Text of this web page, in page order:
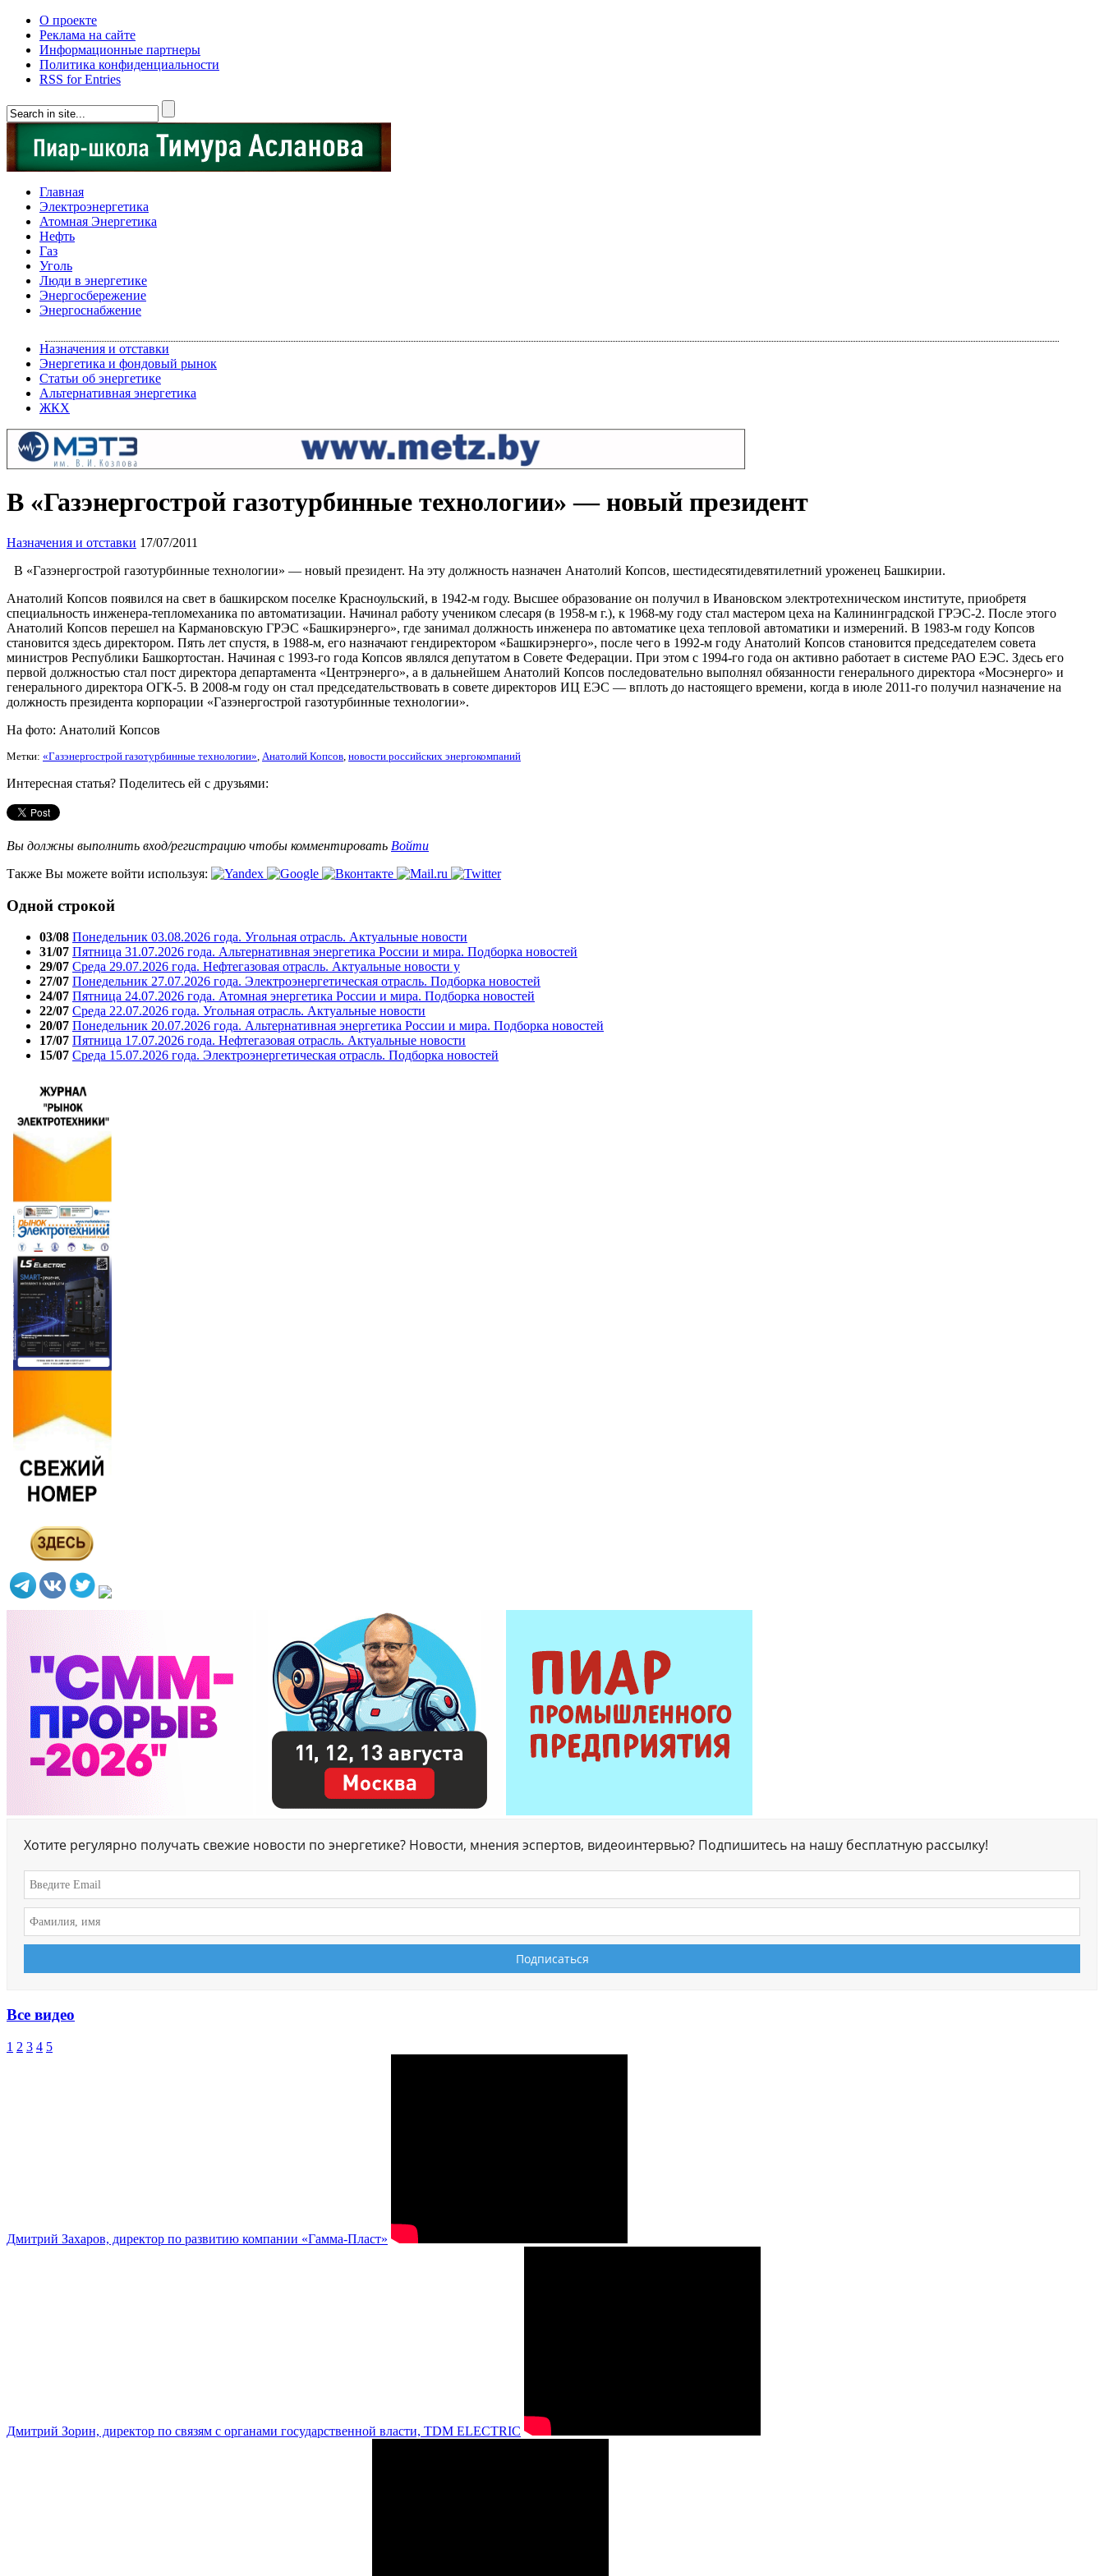
О проекте
Реклама на сайте
Информационные партнеры
Политика конфиденциальности
RSS for Entries
Главная
Электроэнергетика
Атомная Энергетика
Нефть
Газ
Уголь
Люди в энергетике
Энергосбережение
Энергоснабжение
Назначения и отставки
Энергетика и фондовый рынок
Статьи об энергетике
Альтернативная энергетика
ЖКХ
В «Газэнергострой газотурбинные технологии» — новый президент
Назначения и отставки 17/07/2011
В «Газэнергострой газотурбинные технологии» — новый президент. На эту должность назначен Анатолий Копсов, шестидесятидевятилетний уроженец Башкирии.
Анатолий Копсов появился на свет в башкирском поселке Красноульский, в 1942-м году. Высшее образование он получил в Ивановском электротехническом институте, приобретя
специальность инженера-тепломеханика по автоматизации. Начинал работу учеником слесаря (в 1958-м г.), к 1968-му году стал мастером цеха на Калининградской ГРЭС-2. После этого
Анатолий Копсов перешел на Кармановскую ГРЭС «Башкирэнерго», где занимал должность инженера по автоматике цеха тепловой автоматики и измерений. В 1983-м году Копсов
становится здесь директором. Пять лет спустя, в 1988-м, его назначают гендиректором «Башкирэнерго», после чего в 1992-м году Анатолий Копсов становится председателем совета
министров Республики Башкортостан. Начиная с 1993-го года Копсов являлся депутатом в Совете Федерации. При этом с 1994-го года он активно работает в системе РАО ЕЭС. Здесь его
первой должностью стал пост директора департамента «Центрэнерго», а в дальнейшем Анатолий Копсов последовательно выполнял обязанности генерального директора «Мосэнерго» и
генерального директора ОГК-5. В 2008-м году он стал председательствовать в совете директоров ИЦ ЕЭС — вплоть до настоящего времени, когда в июле 2011-го получил назначение на
должность президента корпорации «Газэнергострой газотурбинные технологии».
На фото: Анатолий Копсов
Метки: «Газэнергострой газотурбинные технологии», Анатолий Копсов, новости российских энергокомпаний
Интересная статья? Поделитесь ей с друзьями:
Вы должны выполнить вход/регистрацию чтобы комментировать Войти
Также Вы можете войти используя:
Одной строкой
03/08 Понедельник 03.08.2026 года. Угольная отрасль. Актуальные новости
31/07 Пятница 31.07.2026 года. Альтернативная энергетика России и мира. Подборка новостей
29/07 Среда 29.07.2026 года. Нефтегазовая отрасль. Актуальные новости у
27/07 Понедельник 27.07.2026 года. Электроэнергетическая отрасль. Подборка новостей
24/07 Пятница 24.07.2026 года. Атомная энергетика России и мира. Подборка новостей
22/07 Среда 22.07.2026 года. Угольная отрасль. Актуальные новости
20/07 Понедельник 20.07.2026 года. Альтернативная энергетика России и мира. Подборка новостей
17/07 Пятница 17.07.2026 года. Нефтегазовая отрасль. Актуальные новости
15/07 Среда 15.07.2026 года. Электроэнергетическая отрасль. Подборка новостей
Хотите регулярно получать свежие новости по энергетике? Новости, мнения эспертов, видеоинтервью? Подпишитесь на нашу бесплатную рассылку!
Все видео
1 2 3 4 5
Дмитрий Захаров, директор по развитию компании «Гамма-Пласт»
Дмитрий Зорин, директор по связям с органами государственной власти, TDM ELECTRIC